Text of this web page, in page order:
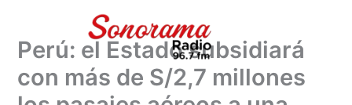
contenido
Perú: el Estado subsidiará
con más de S/2,7 millones